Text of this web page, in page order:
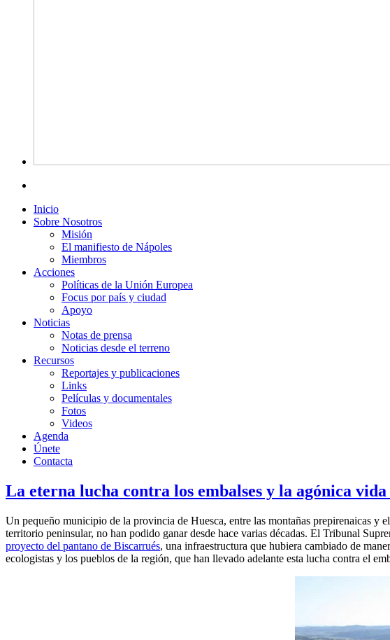
Inicio
Sobre Nosotros
Misión
El manifiesto de Nápoles
Miembros
Acciones
Políticas de la Unión Europea
Focus por país y ciudad
Apoyo
Noticias
Notas de prensa
Noticias desde el terreno
Recursos
Reportajes y publicaciones
Links
Películas y documentales
Fotos
Videos
Agenda
Únete
Contacta
La eterna lucha contra los embalses y la agónica vida
Un pequeño municipio de la provincia de Huesca, entre las montañas prepirenaicas y
territorio peninsular, no han podido ganar desde hace varias décadas. El Tribunal
proyecto del pantano de Biscarrués, una infraestructura que hubiera cambiado de
ecologistas y los pueblos de la región, que han llevado adelante esta lucha contra el